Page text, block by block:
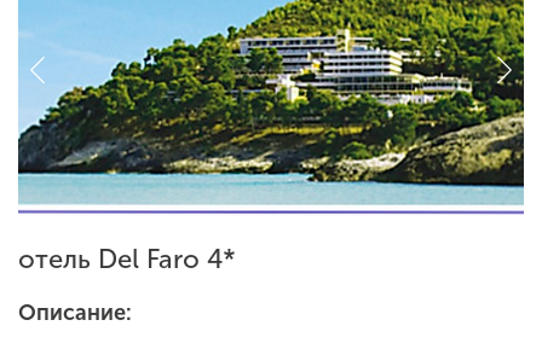
отель Del Faro 4*
Описание: